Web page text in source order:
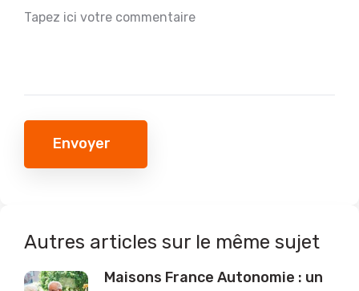
Envoyer
Autres articles sur le même sujet
Maisons France Autonomie : un